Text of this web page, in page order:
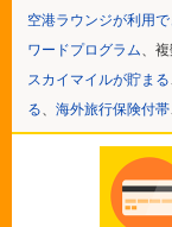
空港ラウンジが利用
ワードプログラム、
スカイマイルが貯まる
る、 海外旅行保険付帯